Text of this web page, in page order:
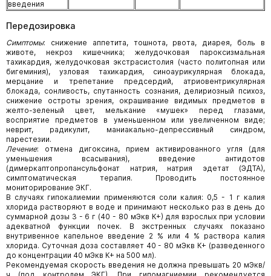
введения
Передозировка
Симптомы: снижение аппетита, тошнота, рвота, диарея, боль в
животе, некроз кишечника; желудочковая пароксизмальная
тахикардия, желудочковая экстрасистолия (часто политопная или
бигеминия), узловая тахикардия, синоаурикулярная блокада,
мерцание и трепетание предсердий, атриовентрикулярная
блокада, сонливость, спутанность сознания, делириозный психоз,
снижение остроты зрения, окрашивание видимых предметов в
желто-зеленый цвет, мелькание «мушек» перед глазами,
восприятие предметов в уменьшенном или увеличенном виде;
неврит, радикулит, маниакально-депрессивный синдром,
парестезии.
Лечение: отмена дигоксина, прием активированного угля (для
уменьшения всасывания), введение антидотов
(димеркаптопропансульфонат натрия, натрия эдетат (ЭДТА),
симптоматическая терапия. Проводить постоянное
мониторирование ЭКГ.
В случаях гипокалиемии применяются соли калия: 0,5 - 1 г калия
хлорида растворяют в воде и принимают несколько раз в день до
суммарной дозы 3 - 6 г (40 - 80 мЭкв К+) для взрослых при условии
адекватной функции почек. В экстренных случаях показано
внутривенное капельное введение 2 % или 4 % раствора калия
хлорида. Суточная доза составляет 40 - 80 мЭкв К+ (разведенного
до концентрации 40 мЭкв К+ на 500 мл).
Рекомендуемая скорость введения не должна превышать 20 мЭкв/